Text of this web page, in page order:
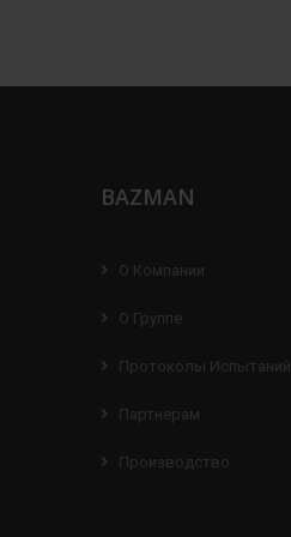
BAZMAN
О Компании
О Группе
Протоколы Испытаний
Партнерам
Производство